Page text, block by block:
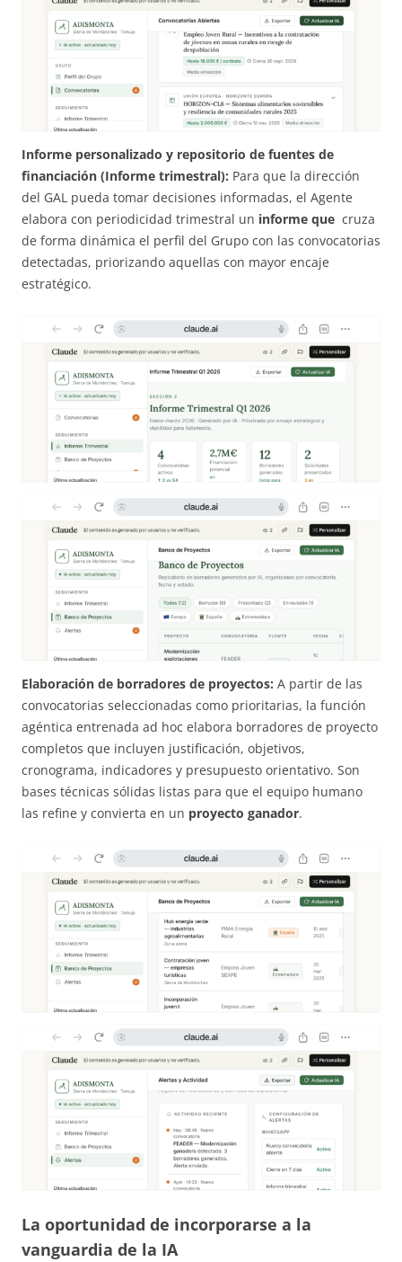
Informe personalizado y repositorio de fuentes de
financiación (Informe trimestral): Para que la dirección
del GAL pueda tomar decisiones informadas, el Agente
elabora con periodicidad trimestral un informe que cruza
de forma dinámica el perfil del Grupo con las convocatorias
detectadas, priorizando aquellas con mayor encaje
estratégico.
Elaboración de borradores de proyectos: A partir de las
convocatorias seleccionadas como prioritarias, la función
agéntica entrenada ad hoc elabora borradores de proyecto
completos que incluyen justificación, objetivos,
cronograma, indicadores y presupuesto orientativo. Son
bases técnicas sólidas listas para que el equipo humano
las refine y convierta en un proyecto ganador.
La oportunidad de incorporarse a la
vanguardia de la IA